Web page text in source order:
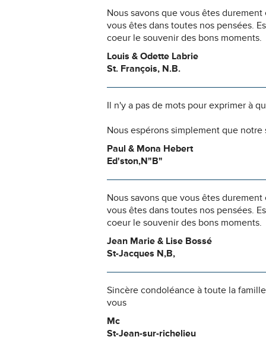
Nous savons que vous êtes
vous êtes dans toutes nos pensées.
coeur le souvenir des bons moments.
Louis & Odette Labrie
St. François, N.B.
Il n'y a pas de mots pour exprimer à
Nous espérons simplement que
Paul & Mona Hebert
Ed'ston,N"B"
Nous savons que vous êtes
vous êtes dans toutes nos pensées.
coeur le souvenir des bons moments.
Jean Marie & Lise Bossé
St-Jacques N,B,
Sincère condoléance à toute la
vous
Mc
St-Jean-sur-richelieu